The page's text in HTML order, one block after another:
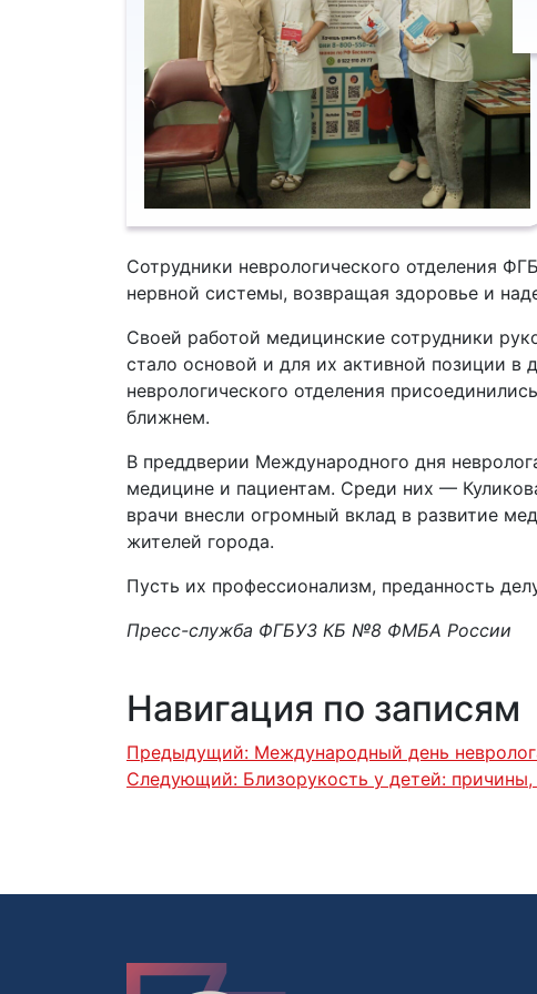
Сотрудники неврологического отделения
нервной системы, возвращая здоровье и
Своей работой медицинские сотрудники
стало основой и для их активной позиции
неврологического отделения
ближнем.
В преддверии Международного дня
медицине и пациентам. Среди них —
врачи внесли огромный вклад в развитие
жителей города.
Пусть их профессионализм, преданность
Пресс-служба ФГБУЗ КБ №8 ФМБА России
Навигация по записям
Предыдущий: Международный день
Следующий: Близорукость у детей: